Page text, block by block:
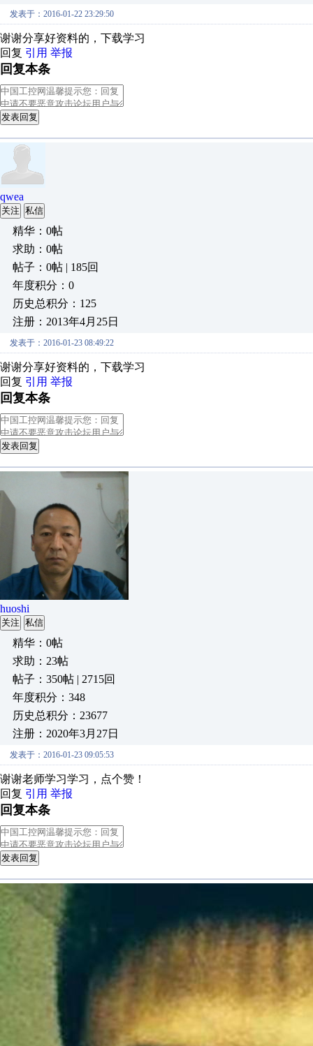
发表于：2016-01-22 23:29:50
谢谢分享好资料的，下载学习
回复 引用 举报
回复本条
发表回复
qwea
关注 私信
精华：0帖
求助：0帖
帖子：0帖 | 185回
年度积分：0
历史总积分：125
注册：2013年4月25日
发表于：2016-01-23 08:49:22
谢谢分享好资料的，下载学习
回复 引用 举报
回复本条
发表回复
huoshi
关注 私信
精华：0帖
求助：23帖
帖子：350帖 | 2715回
年度积分：348
历史总积分：23677
注册：2020年3月27日
发表于：2016-01-23 09:05:53
谢谢老师学习学习，点个赞！
回复 引用 举报
回复本条
发表回复